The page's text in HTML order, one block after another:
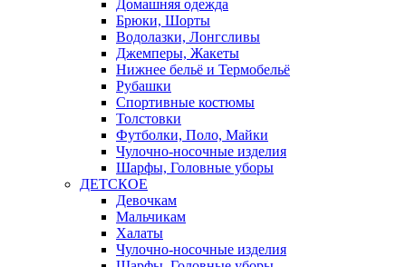
Домашняя одежда
Брюки, Шорты
Водолазки, Лонгсливы
Джемперы, Жакеты
Нижнее бельё и Термобельё
Рубашки
Спортивные костюмы
Толстовки
Футболки, Поло, Майки
Чулочно-носочные изделия
Шарфы, Головные уборы
ДЕТСКОЕ
Девочкам
Мальчикам
Халаты
Чулочно-носочные изделия